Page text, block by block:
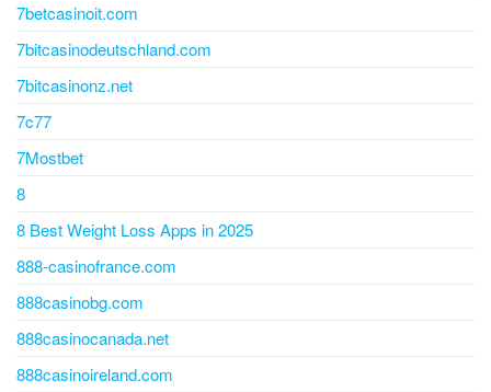
7betcasinoit.com
7bitcasinodeutschland.com
7bitcasinonz.net
7c77
7Mostbet
8
8 Best Weight Loss Apps in 2025
888-casinofrance.com
888casinobg.com
888casinocanada.net
888casinoireland.com